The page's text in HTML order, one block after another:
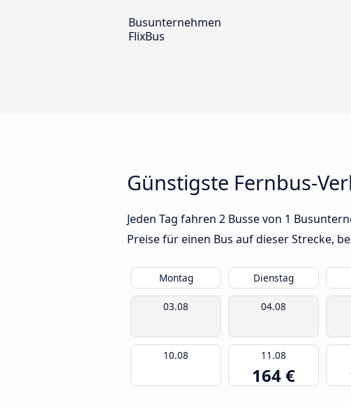
Busunternehmen
FlixBus
Günstigste Fernbus-
Jeden Tag fahren 2 Busse von 1
Preise für einen Bus auf dieser Strecke,
Montag Dienstag
03.08 04.08
10.08 11.08
164 €